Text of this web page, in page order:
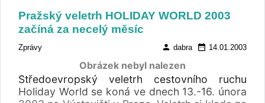
Pražský veletrh HOLIDAY WORLD 2003
začíná za necelý měsíc
Zprávy person dabra date_range 14.01.2003
Obrázek nebyl nalezen
Středoevropský veletrh cestovního ruchu
Holiday World se koná ve dnech 13.-16. února